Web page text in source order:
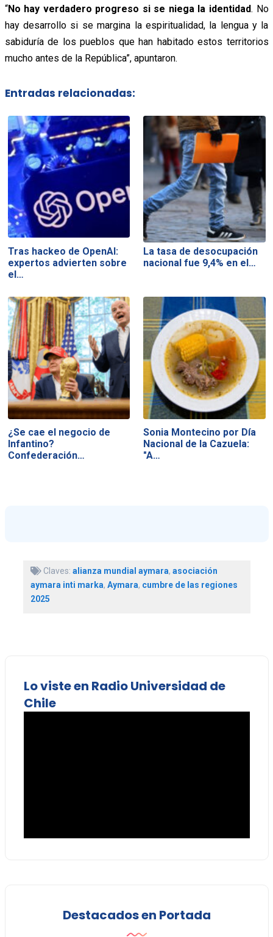
“No hay verdadero progreso si se niega la identidad. No
hay desarrollo si se margina la espiritualidad, la lengua y la
sabiduría de los pueblos que han habitado estos territorios
mucho antes de la República”, apuntaron.
Entradas relacionadas:
Tras hackeo de OpenAI:
expertos advierten sobre
el…
La tasa de desocupación
nacional fue 9,4% en el…
¿Se cae el negocio de
Infantino?
Confederación…
Sonia Montecino por Día
Nacional de la Cazuela:
"A…
Claves: alianza mundial aymara, asociación
aymara inti marka, Aymara, cumbre de las regiones
2025
Lo viste en Radio Universidad de
Chile
Destacados en Portada